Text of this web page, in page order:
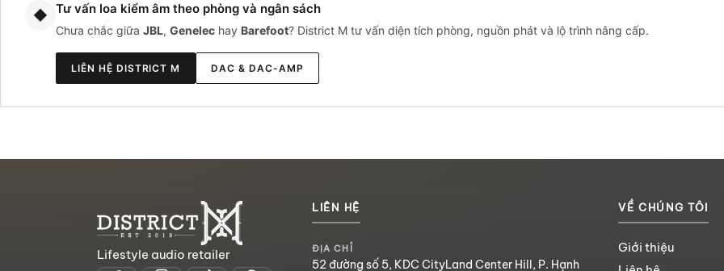
◆ Tư vấn loa kiểm âm theo phòng và ngân sách
Chưa chắc giữa JBL, Genelec hay Barefoot? District M tư vấn diện tích phòng, nguồn phát và lộ trình nâng cấp.
LIÊN HỆ DISTRICT M DAC & DAC-AMP
Lifestyle audio retailer
LIÊN HỆ
ĐỊA CHỈ
52 đường số 5, KDC CityLand Center Hill, P. Hạnh
VỀ CHÚNG TÔI
Giới thiệu